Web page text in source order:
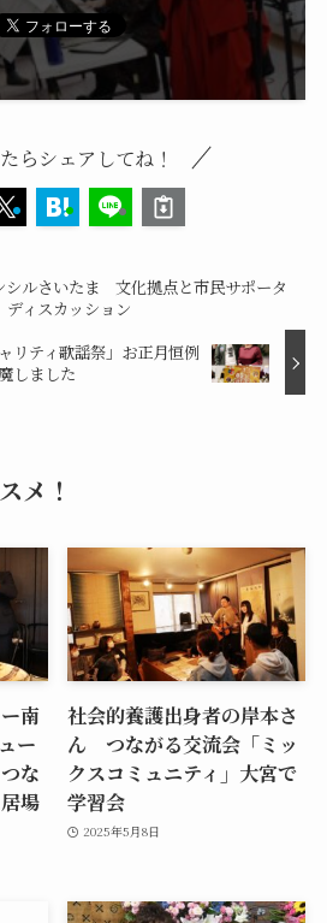
らシェアしてね！
シルさいたま 文化拠点と市民サポータ
ディスカッション
リティ歌謡祭」お正月恒例
しました
メ！
南
ー
な
場
社会的養護出身者の岸本さ
ん つながる交流会「ミッ
クスコミュニティ」大宮で
学習会
2025年5月8日